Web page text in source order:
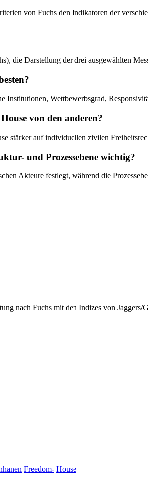
von Fuchs den Indikatoren der
die Darstellung der drei ausgewählten
Institutionen, Wettbewerbsgrad,
von den anderen?
stärker auf individuellen zivilen
und Prozessebene wichtig?
Akteure festlegt, während die
nach Fuchs mit den Indizes von Jaggers/
Freedom- House